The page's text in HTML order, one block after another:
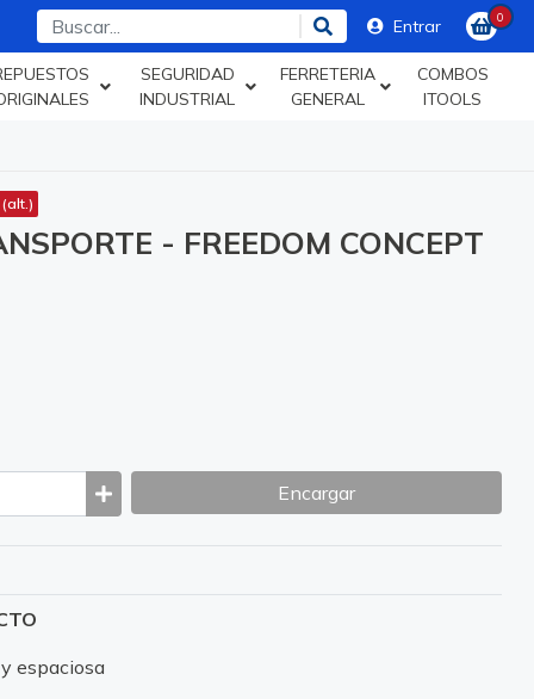
Entrar 0
SEGURIDAD
INDUSTRIAL
FERRETERIA
GENERAL
COMBOS
ITOOLS
- FREEDOM CONCEPT
Encargar
espaciosa